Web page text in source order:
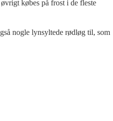
købes på frost i de fleste
nogle lynsyltede rødløg til, som